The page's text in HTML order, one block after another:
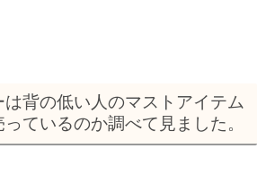
は背の低い人のマストアイテム
ているのか調べて見ました。